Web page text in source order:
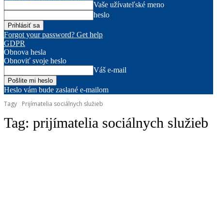
Vaše užívateľské meno
heslo
Forgot your password? Get help
GDPR
Obnova hesla
Obnoviť svoje heslo
Váš e-mail
Heslo vám bude zaslané e-mailom
Tagy
Prijímatelia sociálnych služieb
Tag: prijímatelia sociálnych služieb